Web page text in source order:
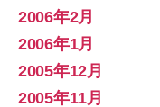
2006年2月
2006年1月
2005年12月
2005年11月